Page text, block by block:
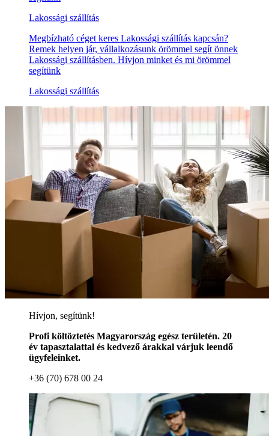
Lakossági szállítás
Megbízható céget keres Lakossági szállítás kapcsán?
Remek helyen jár, vállalkozásunk örömmel segít önnek
Lakossági szállításben. Hívjon minket és mi örömmel
segítünk
Lakossági szállítás
Hívjon, segítünk!
Profi költöztetés Magyarország egész területén. 20
év tapasztalattal és kedvező árakkal várjuk leendő
ügyfeleinket.
+36 (70) 678 00 24